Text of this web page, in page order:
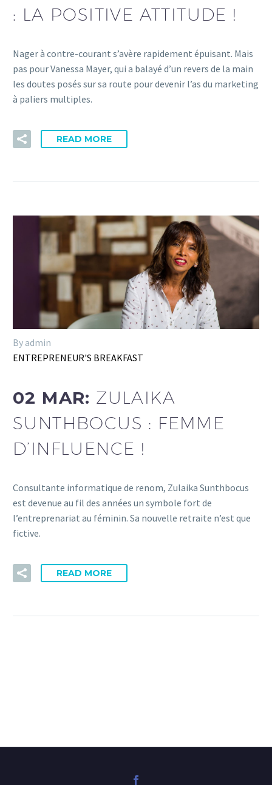
: LA POSITIVE ATTITUDE !
Nager à contre-courant s’avère rapidement épuisant. Mais
pas pour Vanessa Mayer, qui a balayé d’un revers de la main
les doutes posés sur sa route pour devenir l’as du marketing
à paliers multiples.
READ MORE
By admin
ENTREPRENEUR'S BREAKFAST
02 MAR: ZULAIKA
SUNTHBOCUS : FEMME
D’INFLUENCE !
Consultante informatique de renom, Zulaika Sunthbocus
est devenue au fil des années un symbole fort de
l’entreprenariat au féminin. Sa nouvelle retraite n’est que
fictive.
READ MORE